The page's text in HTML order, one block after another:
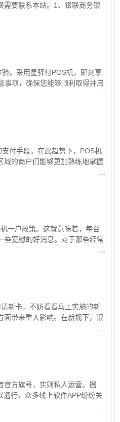
需要联系本站。1、银联商务银
。采用星驿付POS机，即刻享
事项，确保您能够顺利取得并启
付手段。在此趋势下，POS机
域的商户们能够更加熟练地掌握
一户政策。这就意味着，每台
些宽慰的好消息。对于那些经常
新卡，不妨看看马上实施的新
面带来重大影响。在新规下，银
官方旗号，实则私人运营。据
行，众多线上软件APP纷纷关